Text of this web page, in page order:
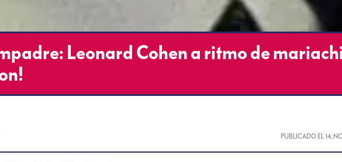
Leonard Cohen a ritmo de
PUBLICADO EL14,